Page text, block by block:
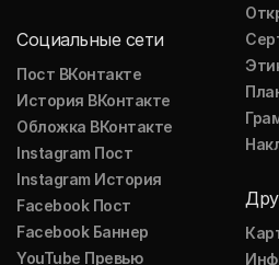
Социальные сети
Пост ВКонтакте
История ВКонтакте
Обложка ВКонтакте
Instagram Пост
Instagram История
Facebook Пост
Facebook Баннер
YouTube Превью